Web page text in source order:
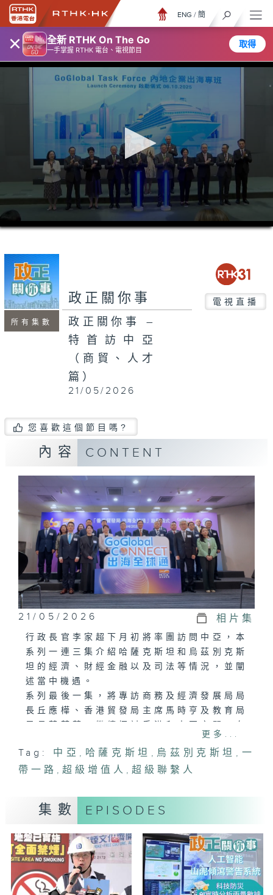
× 全新 RTHK On The Go
一手掌握 RTHK 電台、電視節目
取得
ENG / 簡
0
seconds
minutes,
seconds
所有集數
政正關你事 電視直播
政正關你事 –
特首訪中亞
（商貿、人才
篇）
21/05/2026
您喜歡這個節目嗎?
內容 CONTENT
21/05/2026 相片集
行政長官李家超下月初將率團訪問中亞，本
系列一連三集介紹哈薩克斯坦和烏茲別克斯
坦的經濟、財經金融以及司法等情況，並闡
述當中機遇。
系列最後一集，將專訪商務及經濟發展局局
長丘應樺、香港貿發局主席馬時亨及教育局
商貿及人才教育方面的交流互動，描繪香港
和「一帶一路」國家日益緊密的合作關係。
更多...
Tag: 中亞 , 哈薩克斯坦 , 烏茲別克斯坦 , 一
帶一路 ,超級增值人 ,超級聯繫人
集數 EPISODES